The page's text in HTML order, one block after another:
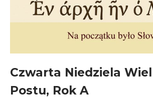
Czwarta Niedziela
Postu, Rok A